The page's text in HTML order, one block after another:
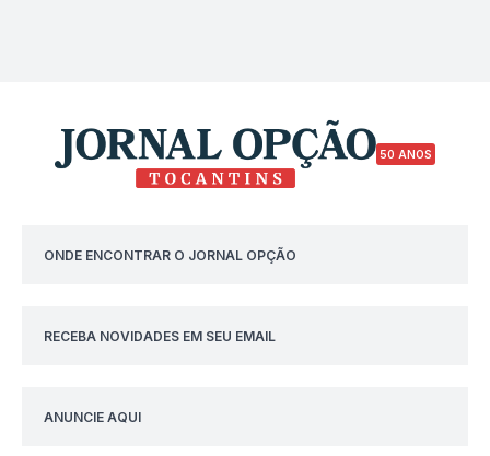
50 ANOS
ONDE ENCONTRAR O JORNAL OPÇÃO
RECEBA NOVIDADES EM SEU EMAIL
ANUNCIE AQUI